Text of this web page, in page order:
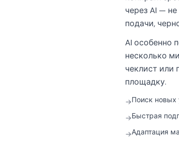
через AI —
подачи,
AI особенно
несколько
чеклист или
площадку.
→Поиск новых
→Быстрая
→Адаптация